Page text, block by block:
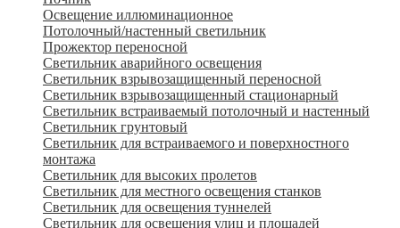
Освещение иллюминационное
Потолочный/настенный светильник
Прожектор переносной
Светильник аварийного освещения
Светильник взрывозащищенный переносной
Светильник взрывозащищенный стационарный
Светильник встраиваемый потолочный и настенный
Светильник грунтовый
Светильник для встраиваемого и поверхностного
монтажа
Светильник для высоких пролетов
Светильник для местного освещения станков
Светильник для освещения туннелей
Светильник для освещения улиц и площадей